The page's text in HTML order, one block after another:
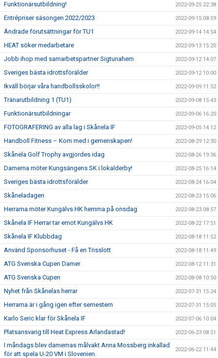
Funktionärsutbildning! 2022-09-25 22:38
Entrépriser säsongen 2022/2023 2022-09-15 08:59
Ändrade förutsättningar för TU1 2022-09-14 14:54
HEAT söker medarbetare 2022-09-13 15:20
Jobb ihop med samarbetspartner Sigtunahem 2022-09-12 14:07
Sveriges bästa idrottsförälder 2022-09-12 10:00
Ikväll börjar våra handbollsskolor!! 2022-09-09 11:52
Tränarutbildning 1 (TU1) 2022-09-08 15:43
Funktionärsutbildningar 2022-09-06 16:20
FOTOGRAFERING av alla lag i Skånela IF 2022-09-05 14:12
Handboll Fitness – Kom med i gemenskapen! 2022-08-29 12:30
Skånela Golf Trophy avgjordes idag 2022-08-26 19:36
Damerna möter Kungsängens SK i lokalderby! 2022-08-25 16:14
Sveriges bästa idrottsförälder 2022-08-24 16:04
Skåneladagen 2022-08-23 15:06
Herrarna möter Kungälvs HK hemma på onsdag 2022-08-23 08:57
Skånela IF Herrar tar emot Kungälvs HK 2022-08-22 17:51
Skånela IF Klubbdag 2022-08-18 11:52
Använd Sponsorhuset - Få en Trisslott 2022-08-18 11:49
ATG Svenska Cupen Damer 2022-08-12 11:31
ATG Svenska Cupen 2022-08-08 10:50
Nyhet från Skånelas herrar 2022-07-31 15:24
Herrarna är i gång igen efter semestern 2022-07-31 15:05
Karlo Seric klar för Skånela IF 2022-07-06 10:04
Platsansvarig till Heat Express Arlandastad! 2022-06-23 08:51
I måndags blev damernas målvakt Anna Mossberg inkallad
för att spela U-20 VM i Slovenien.
2022-06-22 11:44